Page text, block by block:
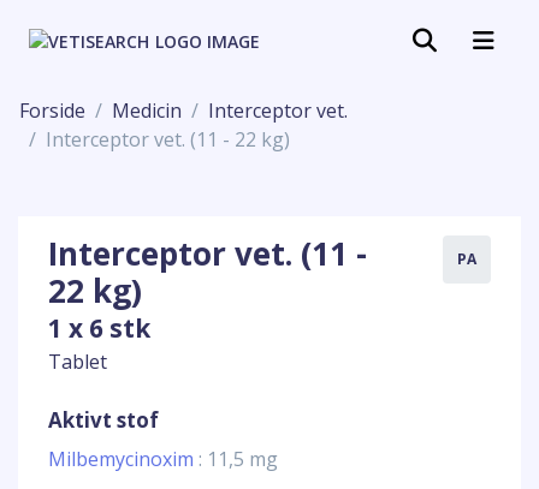
Forside Medicin
Interceptor vet.
Interceptor vet. (11 - 22 kg)
Interceptor vet. (11 -
22 kg)
1 x 6 stk
Tablet
PA
Aktivt stof
Milbemycinoxim : 11,5 mg